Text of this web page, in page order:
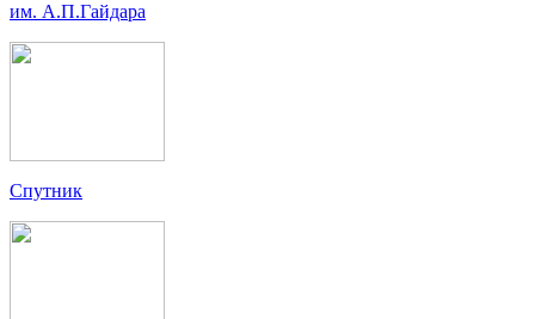
им. А.П.Гайдара
Спутник